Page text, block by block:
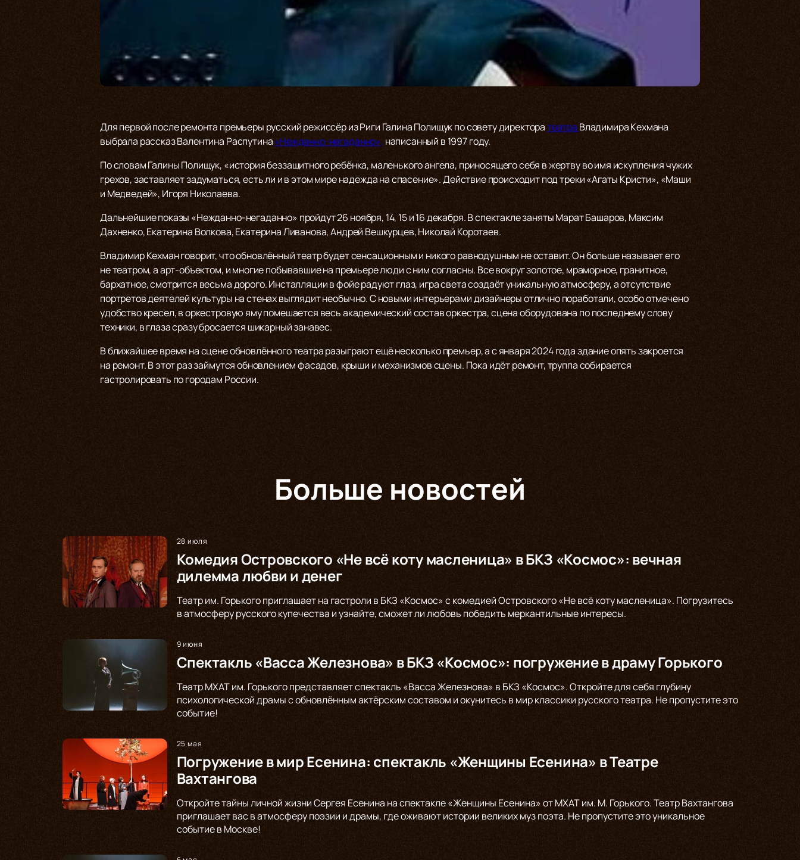
Для первой после ремонта премьеры русский режиссёр из Риги Галина Полищук по совету директоратеатра Владимира Кехмана
выбрала рассказ Валентина Распутина«Нежданно-негаданно», написанный в 1997 году.
По словам Галины Полищук, «история беззащитного ребёнка, маленького ангела, приносящего себя в жертву во имя искупления чужих
грехов, заставляет задуматься, есть ли и в этом мире надежда на спасение». Действие происходит под треки «Агаты Кристи», «Маши
и Медведей», Игоря Николаева.
Дальнейшие показы «Нежданно-негаданно» пройдут 26 ноября, 14, 15 и 16 декабря. В спектакле заняты Марат Башаров, Максим
Дахненко, Екатерина Волкова, Екатерина Ливанова, Андрей Вешкурцев, Николай Коротаев.
Владимир Кехман говорит, что обновлённый театр будет сенсационным и никого равнодушным не оставит. Он больше называет его
не театром, а арт-объектом, и многие побывавшие на премьере люди с ним согласны. Все вокруг золотое, мраморное, гранитное,
бархатное, смотрится весьма дорого. Инсталляции в фойе радуют глаз, игра света создаёт уникальную атмосферу, а отсутствие
портретов деятелей культуры на стенах выглядит необычно. С новыми интерьерами дизайнеры отлично поработали, особо отмечено
удобство кресел, в оркестровую яму помешается весь академический состав оркестра, сцена оборудована по последнему слову
техники, в глаза сразу бросается шикарный занавес.
В ближайшее время на сцене обновлённого театра разыграют ещё несколько премьер, а с января 2024 года здание опять закроется
на ремонт. В этот раз займутся обновлением фасадов, крыши и механизмов сцены. Пока идёт ремонт, труппа собирается
гастролировать по городам России.
Больше новостей
28 июля
Комедия Островского «Не всё коту масленица» в БКЗ «Космос»: вечная
дилемма любви и денег
Театр им. Горького приглашает на гастроли в БКЗ «Космос» с комедией Островского «Не всё коту масленица». Погрузитесь
в атмосферу русского купечества и узнайте, сможет ли любовь победить меркантильные интересы.
9 июня
Спектакль «Васса Железнова» в БКЗ «Космос»: погружение в драму Горького
Театр МХАТ им. Горького представляет спектакль «Васса Железнова» в БКЗ «Космос». Откройте для себя глубину
психологической драмы с обновлённым актёрским составом и окунитесь в мир классики русского театра. Не пропустите это
событие!
25 мая
Погружение в мир Есенина: спектакль «Женщины Есенина» в Театре
Вахтангова
Откройте тайны личной жизни Сергея Есенина на спектакле «Женщины Есенина» от МХАТ им. М. Горького. Театр Вахтангова
приглашает вас в атмосферу поэзии и драмы, где оживают истории великих муз поэта. Не пропустите это уникальное
событие в Москве!